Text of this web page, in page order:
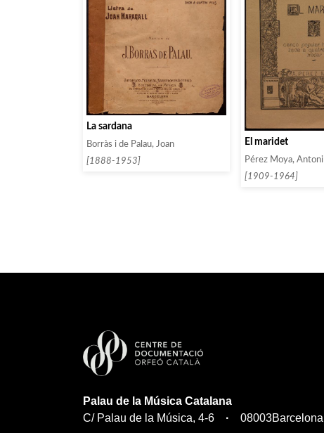
La sardana
Borràs i de Palau, Joan
[1888-1953]
El maridet
Pérez Moya, Antoni
[1909-1964]
Palau de la Música Catalana
C/ Palau de la Música, 4-6
08003Barcelona